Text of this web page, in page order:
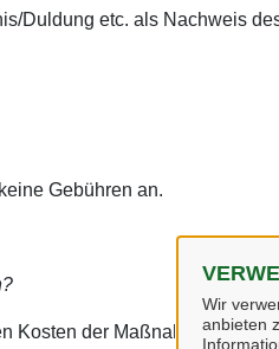
Wir
anbieten
Duldung etc. als Nachweis
Gebühren an.
Kosten der Maßnahme keinen